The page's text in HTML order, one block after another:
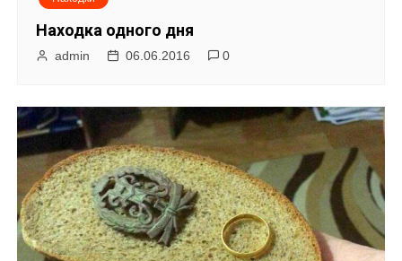
Находка одного дня
admin 06.06.2016 0